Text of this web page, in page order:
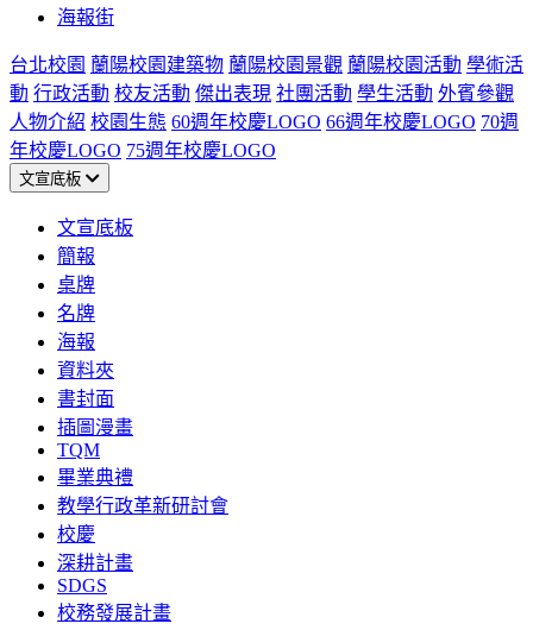
海報街
台北校園 蘭陽校園建築物 蘭陽校園景觀 蘭陽校園活動 學術活
動 行政活動 校友活動 傑出表現 社團活動 學生活動 外賓參觀
人物介紹 校園生態 60週年校慶LOGO 66週年校慶LOGO 70週
年校慶LOGO 75週年校慶LOGO
文宣底板
文宣底板
簡報
桌牌
名牌
海報
資料夾
書封面
插圖漫畫
TQM
畢業典禮
教學行政革新研討會
校慶
深耕計畫
SDGS
校務發展計畫